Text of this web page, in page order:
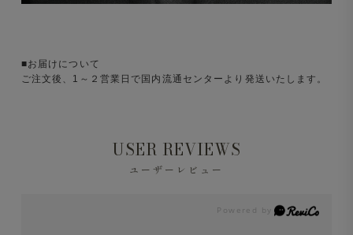
■お届けについて
ご注文後、1～２営業日で国内流通センターより発送いたします。
USER REVIEWS
ユーザーレビュー